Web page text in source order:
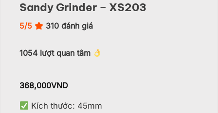
Sandy Grinder – XS203
5/5 310 đánh giá
1054 lượt quan tâm
368,000VND
Kích thước: 45mm